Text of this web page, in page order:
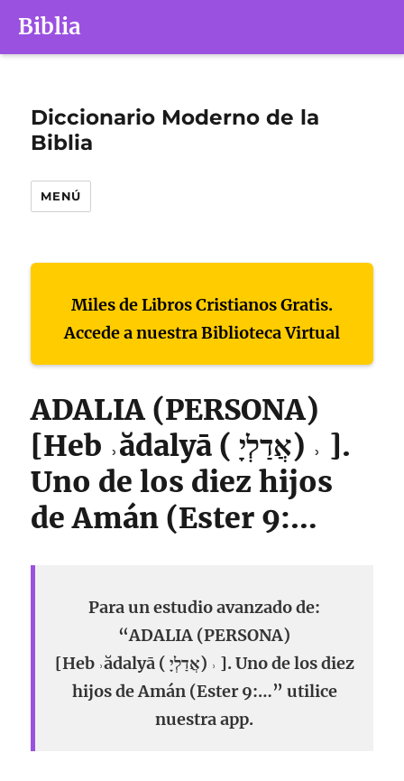
Biblia
Diccionario Moderno de la
Biblia
MENÚ
Miles de Libros Cristianos Gratis.
Accede a nuestra Biblioteca Virtual
ADALIA (PERSONA)
[Heb ˒ădalyā ( אֲדַלְיָ) ˒ ].
Uno de los diez hijos
de Amán (Ester 9:…
Para un estudio avanzado de:
“ADALIA (PERSONA)
[Heb ˒ădalyā ( אֲדַלְיָ) ˒ ]. Uno de los diez
hijos de Amán (Ester 9:…” utilice
nuestra app.